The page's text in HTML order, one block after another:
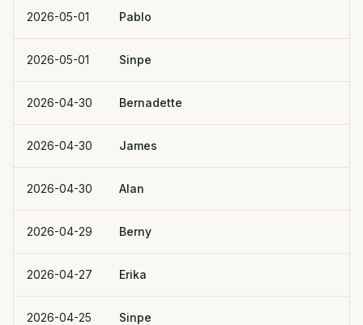
2026-05-01 Pablo
2026-05-01 Sinpe
2026-04-30 Bernadette
2026-04-30 James
2026-04-30 Alan
2026-04-29 Berny
2026-04-27 Erika
2026-04-25 Sinpe